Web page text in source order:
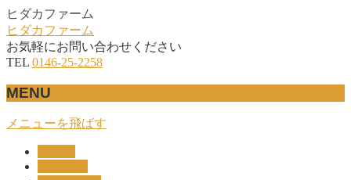
ヒダカファーム
ヒダカファーム
お気軽にお問い合わせください
TEL 0146-25-2258
MENU
メニューを飛ばす